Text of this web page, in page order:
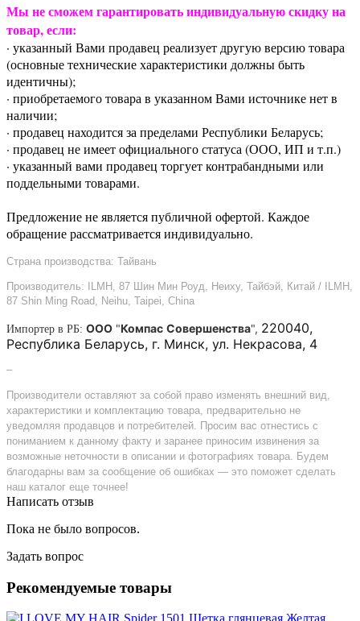
Мы не сможем гарантировать индивидуальную скидку на
товар, если:
· указанный Вами продавец реализует другую версию товара
(основные технические характеристики должны быть
идентичны);
· приобретаемого товара в указанном Вами источнике нет в
наличии;
· продавец находится за пределами Республики Беларусь;
· продавец не имеет официального статуса (ООО, ИП и т.п.)
· указанный вами продавец торгует контрабандными или
поддельными товарами.
Предложение не является публичной офертой. Каждое
обращение рассматривается индивидуально.
Страна производства: Тайвань
Производитель: ILMH, 87 Шин Мин Роуд, Неиху, Тайбэй, Китай / ILMH,
87 Shin Ming Road, Neihu, Taipei, China
Импортер в РБ: ООО "Компас Совершенства", 220040,
Республика Беларусь, г. Минск, ул. Некрасова, 4
–
Производители оставляют за собой право изменять внешний вид,
характеристики и комплектацию товара, предварительно не
уведомляя продавцов и потребителей. Просим вас отнестись с
пониманием к данному факту и заранее приносим извинения за
возможные неточности в описании и фотографиях товара. Будем
благодарны вам за сообщение об ошибках — это поможет сделать
наш каталог еще точнее!
Написать отзыв
Пока не было вопросов.
Задать вопрос
Рекомендуемые товары